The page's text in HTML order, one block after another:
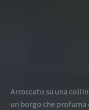
Arroccato su una
un borgo che profuma